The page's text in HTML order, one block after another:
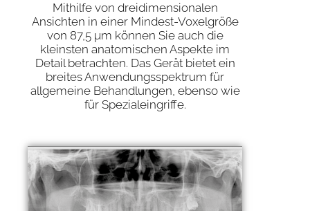
Mithilfe von dreidimensionalen
Ansichten in einer Mindest-Voxelgröße
von 87,5 µm können Sie auch die
kleinsten anatomischen Aspekte im
Detail betrachten. Das Gerät bietet ein
breites Anwendungsspektrum für
allgemeine Behandlungen, ebenso wie
für Spezialeingriffe.